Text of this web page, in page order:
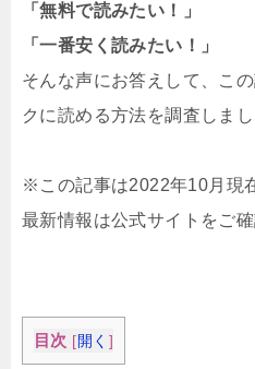
「無料で読みたい！」
「一番安く読みたい！」
そんな声にお答えして、こ
クに読める方法を調査しまし
※この記事は2022年10月現
最新情報は公式サイトをご確
目次 [開く ]